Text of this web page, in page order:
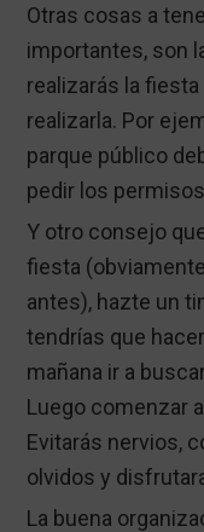
Otras cosas a
importantes, son
realizarás la
realizarla. Por
parque público
pedir los
Y otro consejo
fiesta
antes), hazte un
tendrías que
mañana ir a
Luego comenzar
Evitarás nervios,
olvidos y
La buena